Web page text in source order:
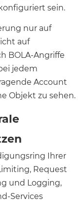
sein.
nur auf
auf
BOLA-Angriffe
jedem
Account
Objekt zu sehen.
Ihrer
Request
und Logging,
Services